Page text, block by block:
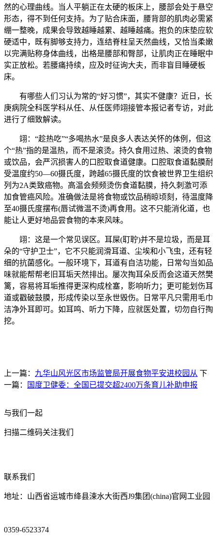
然的心理曲线。当人平躺正在太硬的板床上，腰部会处于悬空
形态，得不到任何支持。为了贴合床面，腰背部的肌肉必需紧
绷一整晚，成果会导致越睡越累、越睡越痛。抱负的床垫应软
硬适中，既有脚够支持力，连结脊柱呈天然曲线，又恰当柔嫩
以完满贴称身体曲线，出格是腰部和臀部，让肌肉正在睡眠中
实正放松。若腰痛持续，应及时征询大夫，而非盲目睡硬板
床。
有哪些人们习认为常的“好习惯”，其实不健康？近日，长
庚病院全科医学科从任、从任医师翊接管本报记者专访，对此
进行了细致解读。
翊：“趁热吃”“多喝热水”是良多人表达关怀的体例，但这
个“热”指的是温热，而不是滚烫。持久食用过热、滚烫的食物
或饮品，会严沉损害人的口腔取食道健康。口腔取食道黏膜耐
受温度约50—60摄氏度，跨越65摄氏度的饮食被世界卫生组织
列为2A类致癌物。高温会频频烫伤食道黏膜，持久刺激可添
加食管癌风险。准确做法是将食物或饮品稍晾顷刻，待温度降
至40摄氏度摆布(唇试微温不烫)再食用。这不只能消化道，也
能让人更好地品尝食物的本来风味。
翊：这是一个常见误区。耳屎(耵聍)并不是垃圾，而是耳
朵的“守护卫士”，它不只能润滑耳道、尘埃和小飞虫，还有轻
细的抗菌感化。一般环境下，耳道有自洁功能，日常勾当如品
味就能帮帮老旧耳垢天然排出。屡次掏耳朵反而会这道天然樊
篱，容易将耳垢推得更深构成栓塞，影响听力；更可能划伤耳
道或戳破鼓膜，形成传染以至永世毁伤。日常平凡只需用毛巾
洁净外耳即可。如耳鸣、听力下降，应就医处置，切勿自行掏
挖。
上一篇： 九华山风光区市场监管局开展食物平安进校园从 下
一篇：
国度卫健委：全国已提交超2400万条育儿补助申报
与我们一起
扫描二维码关注我们
联系我们
地址：山西省运城市绛县涑水大街西J9集团(china)官网工业园
0359-6523374